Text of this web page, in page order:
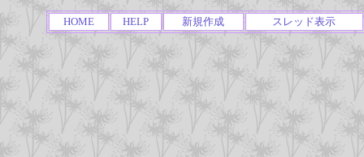
HOME HELP 新規作成 スレッド表示